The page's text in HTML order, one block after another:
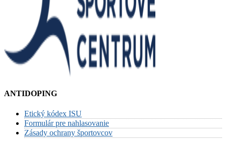
ANTIDOPING
Etický kódex ISU
Formulár pre nahlasovanie
Zásady ochrany športovcov